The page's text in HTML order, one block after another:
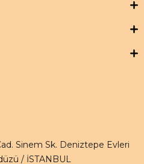
Sinem Sk. Deniztepe Evleri
/ İSTANBUL